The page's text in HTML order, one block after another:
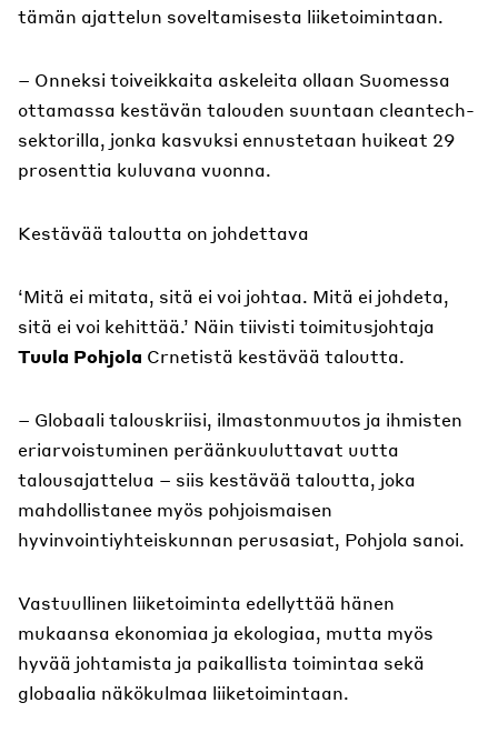
tämän ajattelun soveltamisesta liiketoimintaan.
– Onneksi toiveikkaita askeleita ollaan Suomessa
ottamassa kestävän talouden suuntaan cleantech-
sektorilla, jonka kasvuksi ennustetaan huikeat 29
prosenttia kuluvana vuonna.
Kestävää taloutta on johdettava
‘Mitä ei mitata, sitä ei voi johtaa. Mitä ei johdeta,
sitä ei voi kehittää.’ Näin tiivisti toimitusjohtaja
Tuula Pohjola Crnetistä kestävää taloutta.
– Globaali talouskriisi, ilmastonmuutos ja ihmisten
eriarvoistuminen peräänkuuluttavat uutta
talousajattelua – siis kestävää taloutta, joka
mahdollistanee myös pohjoismaisen
hyvinvointiyhteiskunnan perusasiat, Pohjola sanoi.
Vastuullinen liiketoiminta edellyttää hänen
mukaansa ekonomiaa ja ekologiaa, mutta myös
hyvää johtamista ja paikallista toimintaa sekä
globaalia näkökulmaa liiketoimintaan.